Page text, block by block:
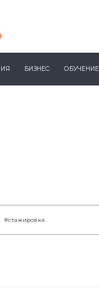
БИЗНЕС ОБУЧЕНИЕ
#стажировка